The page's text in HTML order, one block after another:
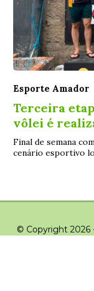
Esporte Amador
Terceira
vôlei é
Final de semana
cenário esportivo
© Copyright 2026